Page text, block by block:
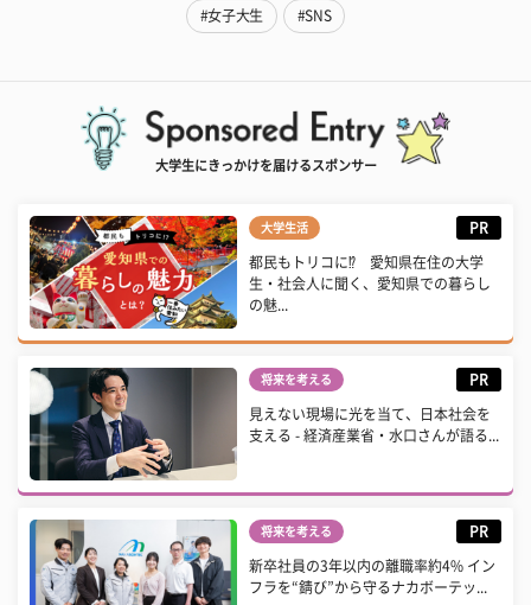
#女子大生 #SNS
大学生にきっかけを届けるスポンサー
大学生活 PR
都民もトリコに⁉ 愛知県在住の大学
生・社会人に聞く、愛知県での暮らし
の魅...
将来を考える PR
見えない現場に光を当て、日本社会を
支える - 経済産業省・水口さんが語る...
将来を考える PR
新卒社員の3年以内の離職率約4% イン
フラを“錆び”から守るナカボーテッ...